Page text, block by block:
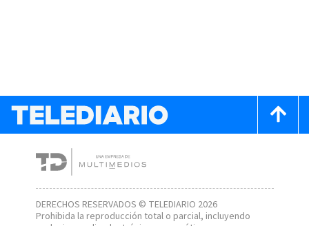
DERECHOS RESERVADOS © TELEDIARIO 2026
Prohibida la reproducción total o parcial, incluyendo